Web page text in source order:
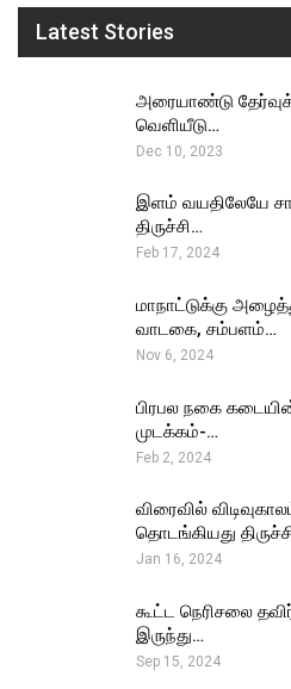
Latest Stories
அரையாண்டு
வெளியீடு…
Dec 10, 2023
இளம் வயதிலேயே
திருச்சி…
Feb 17, 2024
மாநாட்டுக்கு
வாடகை, சம்பளம்…
Nov 6, 2024
பிரபல நகை
முடக்கம்-…
Feb 2, 2024
விரைவில்
தொடங்கியது
Jan 16, 2024
கூட்ட நெரிசலை
இருந்து…
Sep 15, 2024